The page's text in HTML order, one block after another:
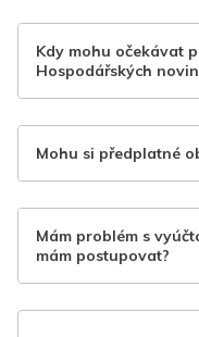
Kdy mohu očekávat
Hospodářských
Mohu si předplatné
Mám problém s
mám postupovat?